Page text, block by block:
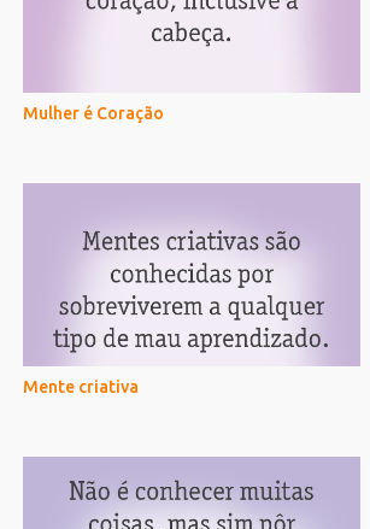
Mulher é Coração
Mente criativa